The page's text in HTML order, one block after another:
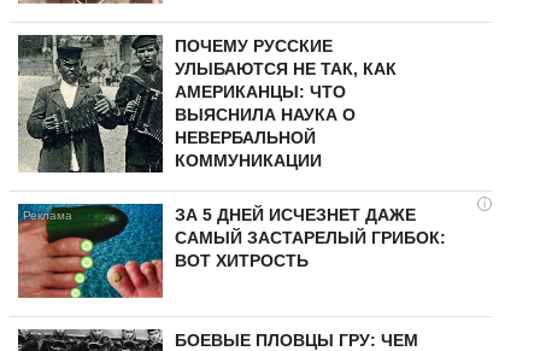
ПОЧЕМУ РУССКИЕ
УЛЫБАЮТСЯ НЕ ТАК, КАК
АМЕРИКАНЦЫ: ЧТО
ВЫЯСНИЛА НАУКА О
НЕВЕРБАЛЬНОЙ
КОММУНИКАЦИИ
i
ЗА 5 ДНЕЙ ИСЧЕЗНЕТ ДАЖЕ
САМЫЙ ЗАСТАРЕЛЫЙ ГРИБОК:
ВОТ ХИТРОСТЬ
БОЕВЫЕ ПЛОВЦЫ ГРУ: ЧЕМ